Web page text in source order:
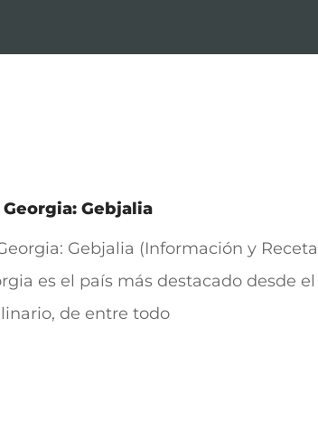
Gebjalia
Gebjalia (Información y
es el país más destacado desde el
de entre todo